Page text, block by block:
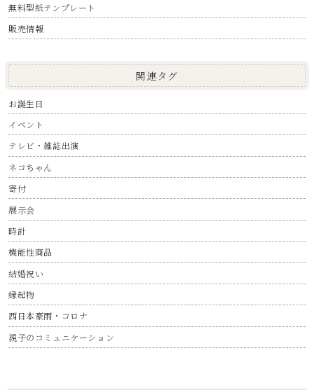
無料型紙テンプレート
販売情報
関連タグ
お誕生日
イベント
テレビ・雑誌出演
ネコちゃん
寄付
展示会
時計
機能性商品
結婚祝い
縁起物
西日本豪雨・コロナ
親子のコミュニケーション